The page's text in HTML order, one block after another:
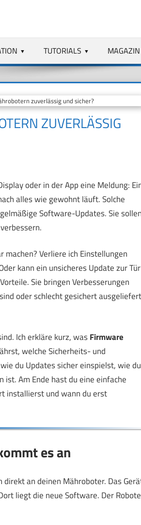
TUTORIALS MAGAZIN
zuverlässig und sicher?
ZUVERLÄSSIG
oder in der App eine Meldung:
alles wie gewohnt läuft. Solche
Software-Updates. Sie
machen? Verliere ich Einstellungen
kann ein unsicheres Update zur Tür
Sie bringen Verbesserungen
oder schlecht gesichert ausgeliefert
Ich erkläre kurz, wasFirmware
welche Sicherheits- und
du Updates sicher einspielst, wie du
Am Ende hast du eine einfache
installierst und wann du erst
es an
an deinen Mähroboter. Das
liegt die neue Software. Der